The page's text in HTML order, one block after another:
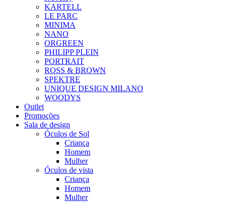
KARTELL
LE PARC
MINIMA
NANO
ORGREEN
PHILIPP PLEIN
PORTRAIT
ROSS & BROWN
SPEKTRE
UNIQUE DESIGN MILANO
WOODYS
Outlet
Promoções
Sala de design
Óculos de Sol
Criança
Homem
Mulher
Óculos de vista
Criança
Homem
Mulher